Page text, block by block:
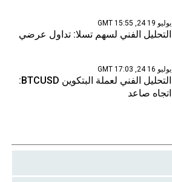
يوليو 19 24, 15:55 GMT
التحليل الفني لسهم تسلا: تداول عرضي
يوليو 16 24, 17:03 GMT
التحليل الفني لعملة البتكوين BTCUSD:
اتجاه صاعد